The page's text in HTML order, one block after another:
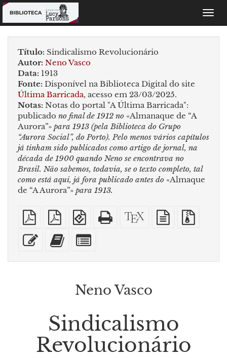
Título: Sindicalismo Revolucionário
Autor: Neno Vasco
Data: 1913
Fonte: Disponível na Biblioteca Digital do site
Última Barricada, acesso em 23/03/2025.
Notas: Notas do portal "A Última Barricada":
publicado no final de 1912 no «Almanaque de “A
Aurora”» para 1913 (pela Biblioteca do Grupo
“Aurora Social”, do Porto). Pelo menos vários capítulos
já tinham sido publicados como artigo de jornal, na
década de 1900 quando Neno se encontrava no
Brasil. Não sabemos, todavia, se o texto completo, tal
como está aqui, já fora publicado antes do «Almaque
de “A Aurora”» para 1913.
PDF
simples
PDF
imposto
sobre
EPUB
(para
HTML
puro
Código-
fonte
fonte
em
Editar
esse
Adicionar
este
de
livros
bookbuilder
Neno Vasco
Sindicalismo
Revolucionário